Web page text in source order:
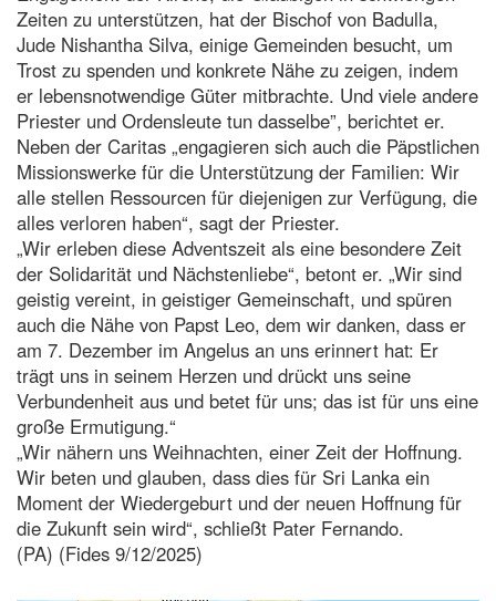
Zeiten zu unterstützen, hat der Bischof von Badulla,
Jude Nishantha Silva, einige Gemeinden besucht, um
Trost zu spenden und konkrete Nähe zu zeigen, indem
er lebensnotwendige Güter mitbrachte. Und viele andere
Priester und Ordensleute tun dasselbe”, berichtet er.
Neben der Caritas „engagieren sich auch die Päpstlichen
Missionswerke für die Unterstützung der Familien: Wir
alle stellen Ressourcen für diejenigen zur Verfügung, die
alles verloren haben“, sagt der Priester.
„Wir erleben diese Adventszeit als eine besondere Zeit
der Solidarität und Nächstenliebe“, betont er. „Wir sind
geistig vereint, in geistiger Gemeinschaft, und spüren
auch die Nähe von Papst Leo, dem wir danken, dass er
am 7. Dezember im Angelus an uns erinnert hat: Er
trägt uns in seinem Herzen und drückt uns seine
Verbundenheit aus und betet für uns; das ist für uns eine
große Ermutigung.“
„Wir nähern uns Weihnachten, einer Zeit der Hoffnung.
Wir beten und glauben, dass dies für Sri Lanka ein
Moment der Wiedergeburt und der neuen Hoffnung für
die Zukunft sein wird“, schließt Pater Fernando.
(PA) (Fides 9/12/2025)